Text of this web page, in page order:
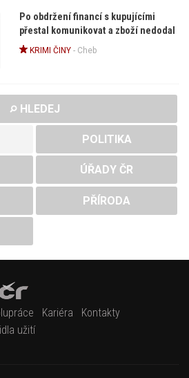
Po obdržení financí s kupujícími
přestal komunikovat a zboží nedodal
KRIMI ČINY- Cheb
HLEDEJ
POLITIKA
ÚŘADY ČR
PŘÍRODA
Kariéra
Kontakty
užití